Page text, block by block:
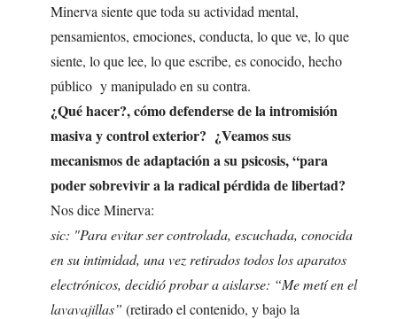
Minerva siente que toda su actividad mental,
pensamientos, emociones, conducta, lo que ve, lo que
siente, lo que lee, lo que escribe, es conocido, hecho
público y manipulado en su contra.
¿Qué hacer?, cómo defenderse de la intromisión
masiva y control exterior? ¿Veamos sus
mecanismos de adaptación a su psicosis, “para
poder sobrevivir a la radical pérdida de libertad?
Nos dice Minerva:
sic: "Para evitar ser controlada, escuchada, conocida
en su intimidad, una vez retirados todos los aparatos
electrónicos, decidió probar a aislarse: “Me metí en el
lavavajillas”(retirado el contenido, y bajo la